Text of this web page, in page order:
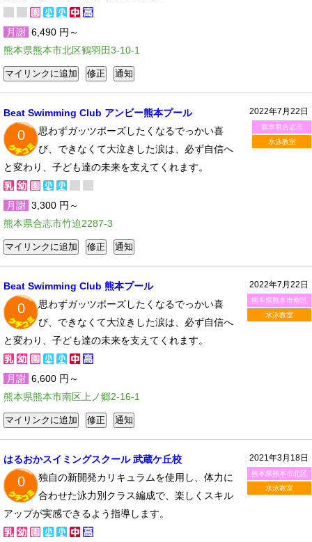
月謝 6,490 円～
熊本県熊本市北区鶴羽田3-10-1
2022年7月22日
熊本県合志市
水泳教室
Beat Swimming Club アンビー熊本プール
0
思わずガッツポーズしたくなるでっかい喜
び、できなくて大泣きした涙は、必ず自信へ
と変わり、子ども達の未来を支えてくれます。
月謝 3,300 円～
熊本県合志市竹迫2287-3
2022年7月22日
熊本県熊本市南区
水泳教室
Beat Swimming Club 熊本プール
0
思わずガッツポーズしたくなるでっかい喜
び、できなくて大泣きした涙は、必ず自信へ
と変わり、子ども達の未来を支えてくれます。
月謝 6,600 円～
熊本県熊本市南区上ノ郷2-16-1
2021年3月18日
熊本県熊本市北区
水泳教室
はるおかスイミングスクール 武蔵ケ丘校
0
独自の新開発カリキュラムを使用し、体力に
合わせた泳力別クラス編成で、楽しくスキル
アップが実感できるよう指導します。